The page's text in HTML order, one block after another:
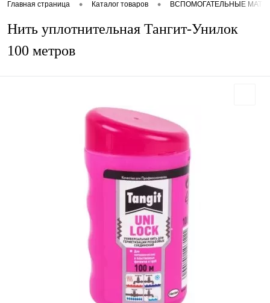
Главная страница • Каталог товаров • ВСПОМОГАТЕЛЬНЫЕ
Нить уплотнительная Тангит-Унилок
100 метров